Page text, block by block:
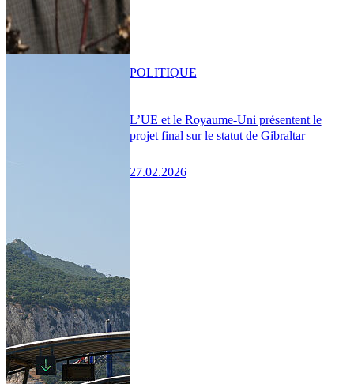
L’UE et le Royaume-Uni présentent le
projet final sur le statut de Gibraltar
27.02.2026
POLITIQUE